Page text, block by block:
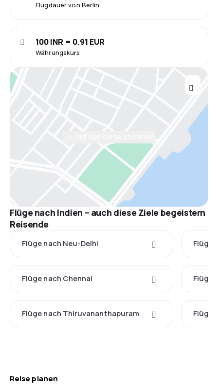
Flugdauer von Berlin
Währungskurs
100 INR = 0.91 EUR
Flüge nach Indien – auch diese Ziele begeistern
Reisende
Flüge nach Neu-Delhi Flüge
Flüge nach Chennai Flüge
Flüge nach Thiruvananthapuram Flüge
Reise planen